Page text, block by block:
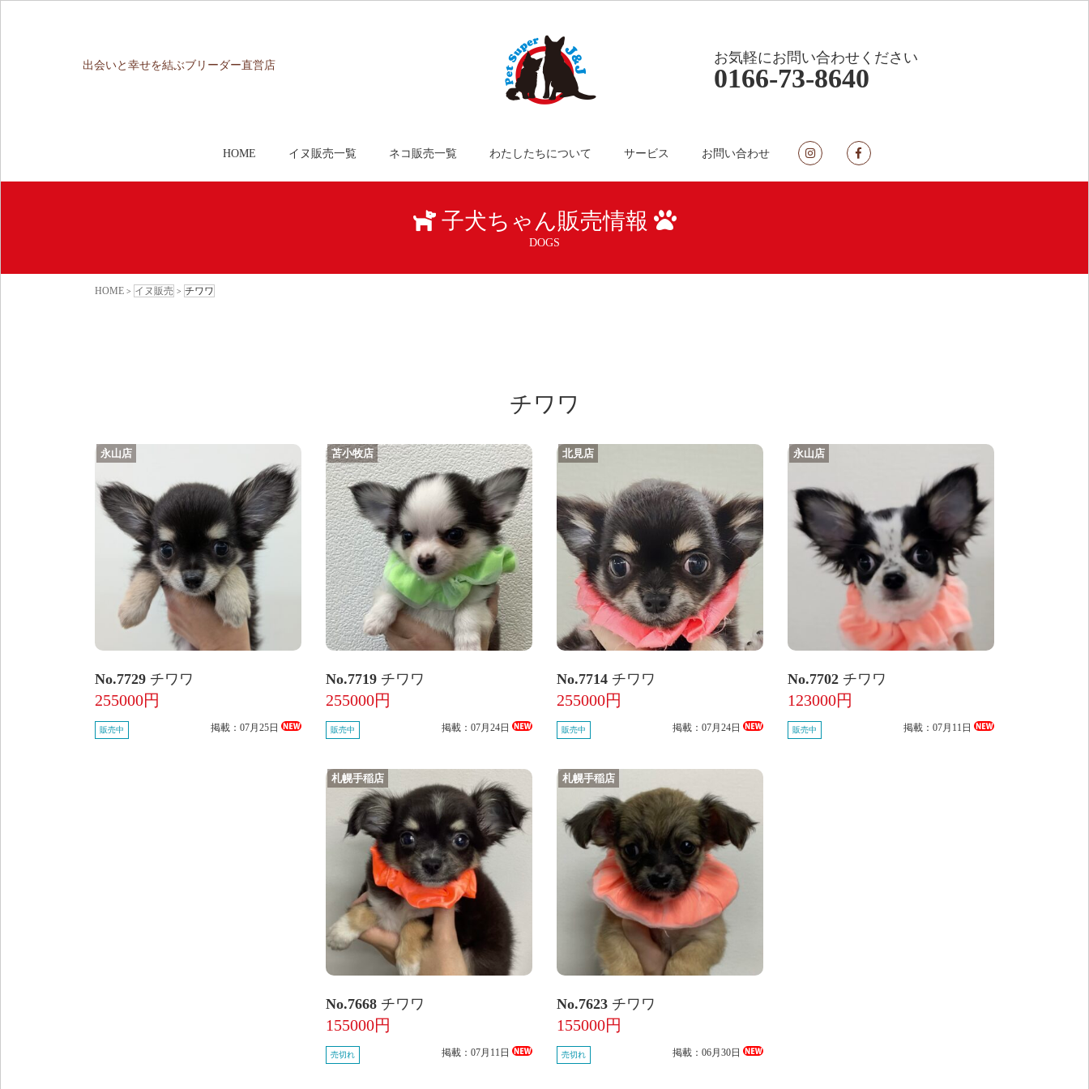
出会いと幸せを結ぶブリーダー直営店 お気軽にお問い合わせください
0166-73-8640
HOME イヌ販売一覧 ネコ販売一覧 わたしたちについて サービス お問い合わせ
子犬ちゃん販売情報
DOGS
HOME > イヌ販売 > チワワ
チワワ
永山店
No.7729 チワワ
255000円
販売中 掲載：07月25日
苫小牧店
No.7719 チワワ
255000円
販売中 掲載：07月24日
北見店
No.7714 チワワ
255000円
販売中 掲載：07月24日
永山店
No.7702 チワワ
123000円
販売中 掲載：07月11日
札幌手稲店
No.7668 チワワ
155000円
売切れ 掲載：07月11日
札幌手稲店
No.7623 チワワ
155000円
売切れ 掲載：06月30日